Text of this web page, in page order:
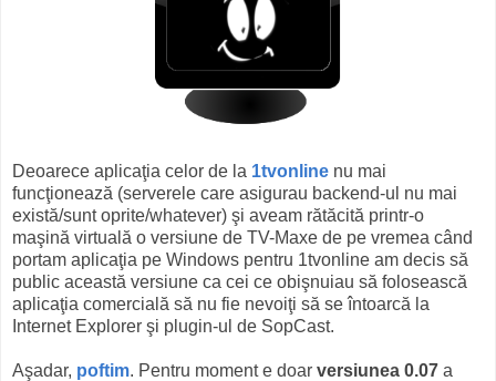
Deoarece aplicaţia celor de la 1tvonline nu mai
funcţionează (serverele care asigurau backend-ul nu mai
există/sunt oprite/whatever) şi aveam rătăcită printr-o
maşină virtuală o versiune de TV-Maxe de pe vremea când
portam aplicaţia pe Windows pentru 1tvonline am decis să
public această versiune ca cei ce obişnuiau să folosească
aplicaţia comercială să nu fie nevoiţi să se întoarcă la
Internet Explorer şi plugin-ul de SopCast.
Aşadar, poftim. Pentru moment e doar versiunea 0.07 a